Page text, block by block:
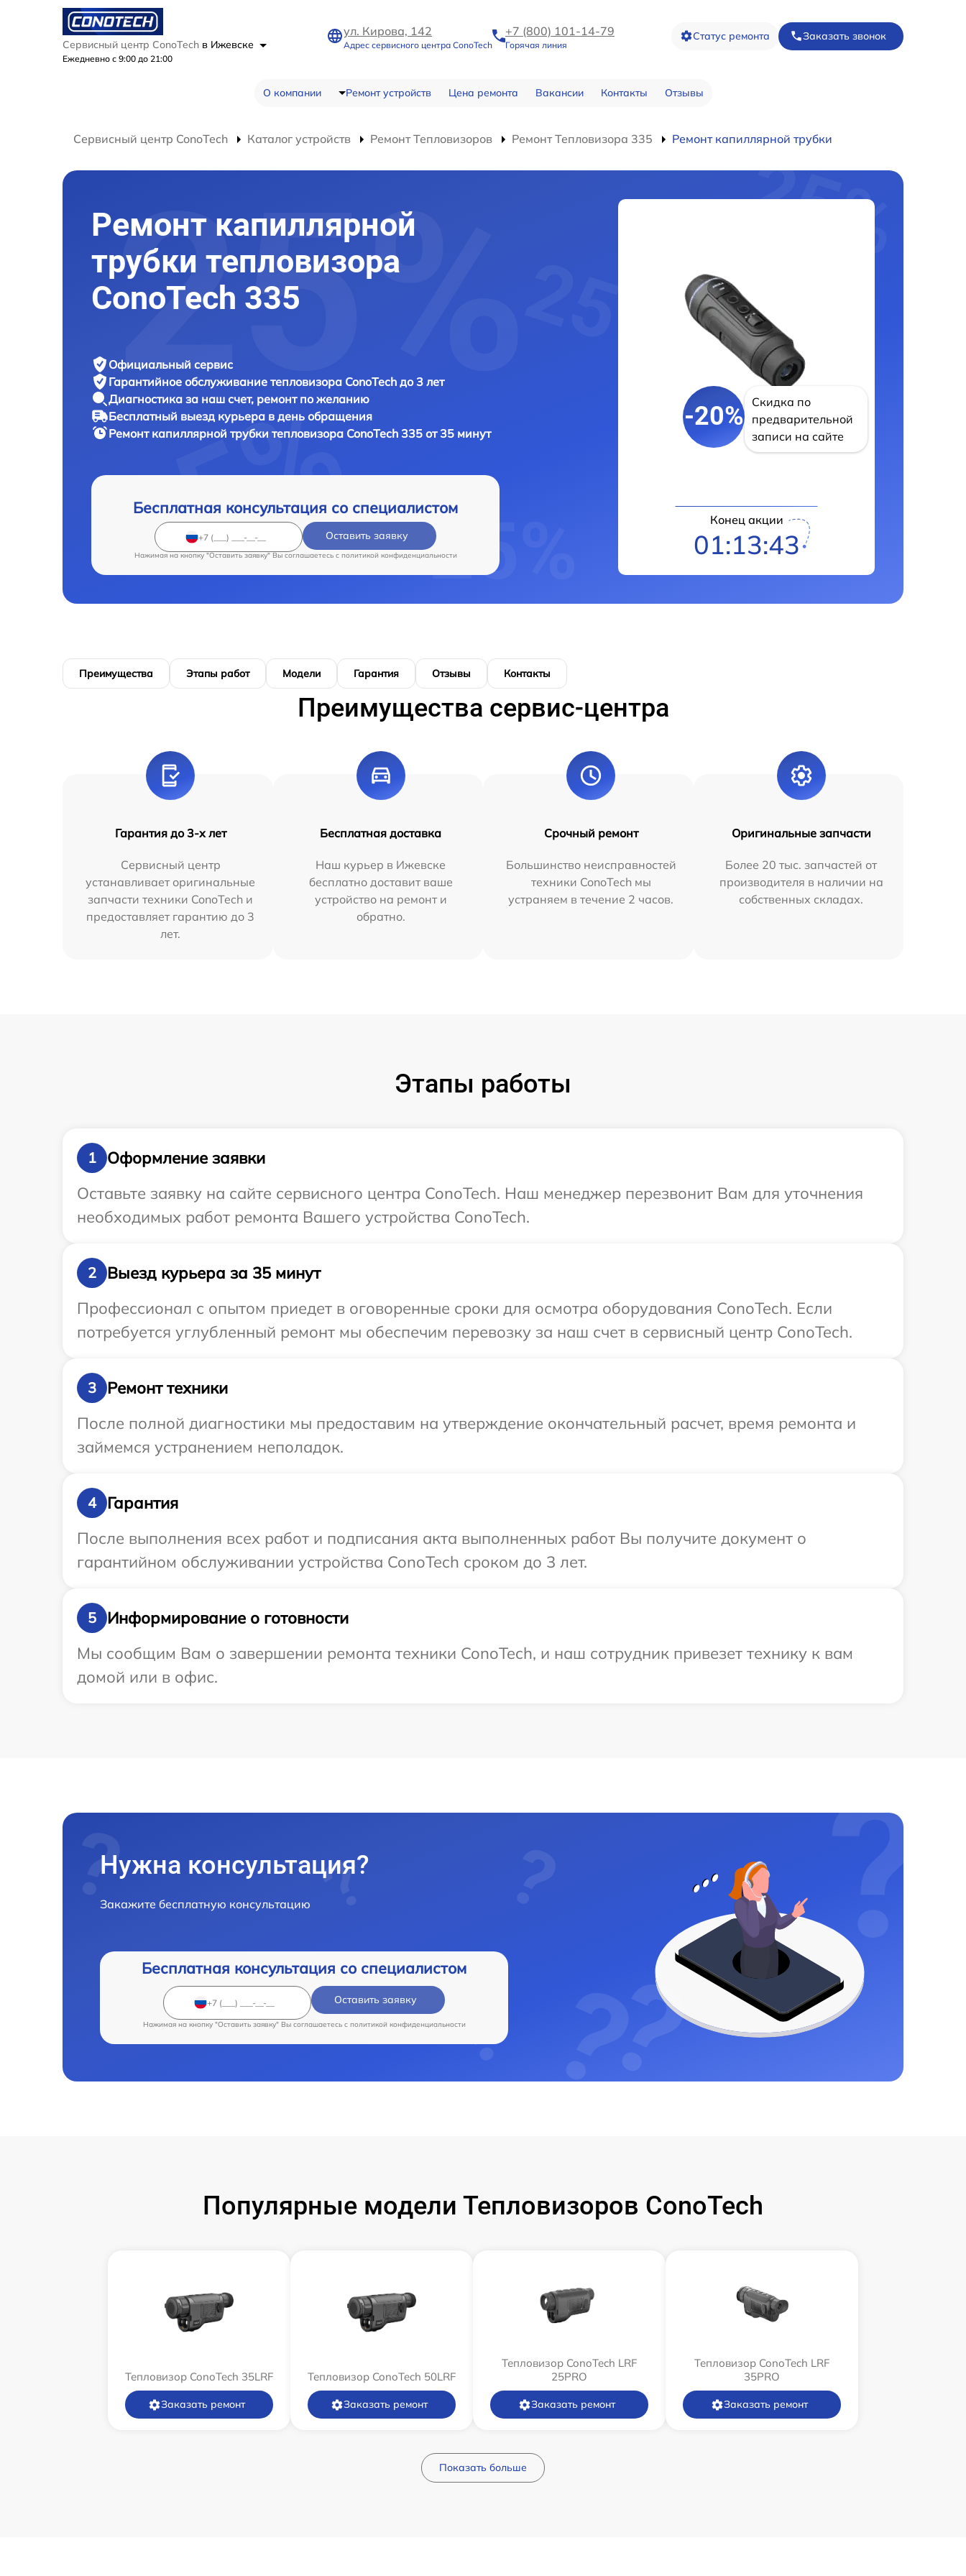
Сервисный центр ConoTech в Ижевске
Ежедневно с 9:00 до 21:00
ул. Кирова, 142
Адрес сервисного центра ConoTech
+7 (800) 101-14-79
Горячая линия
Статус ремонта Заказать звонок
О компании Ремонт устройств Цена ремонта Вакансии Контакты Отзывы
Сервисный центр ConoTech Каталог устройств Ремонт Тепловизоров Ремонт Тепловизора 335 Ремонт капиллярной трубки
Ремонт капиллярной
трубки тепловизора
ConoTech 335
Официальный сервис
Гарантийное обслуживание тепловизора ConoTech до 3 лет
Диагностика за наш счет, ремонт по желанию
Бесплатный выезд курьера в день обращения
Ремонт капиллярной трубки тепловизора ConoTech 335 от 35 минут
Бесплатная консультация со специалистом
Оставить заявку
Нажимая на кнопку "Оставить заявку" Вы соглашаетесь c политикой конфиденциальности
-20%
Скидка по
предварительной
записи на сайте
Конец акции
01:13:42
Преимущества Этапы работ Модели Гарантия Отзывы Контакты
Преимущества сервис-центра
Гарантия до 3-х лет
Сервисный центр
устанавливает оригинальные
запчасти техники ConoTech и
предоставляет гарантию до 3
лет.
Бесплатная доставка
Наш курьер в Ижевске
бесплатно доставит ваше
устройство на ремонт и
обратно.
Срочный ремонт
Большинство неисправностей
техники ConoTech мы
устраняем в течение 2 часов.
Оригинальные запчасти
Более 20 тыс. запчастей от
производителя в наличии на
собственных складах.
Этапы работы
1
Оформление заявки
Оставьте заявку на сайте сервисного центра ConoTech. Наш менеджер перезвонит Вам для уточнения
необходимых работ ремонта Вашего устройства ConoTech.
2
Выезд курьера за 35 минут
Профессионал с опытом приедет в оговоренные сроки для осмотра оборудования ConoTech. Если
потребуется углубленный ремонт мы обеспечим перевозку за наш счет в сервисный центр ConoTech.
3
Ремонт техники
После полной диагностики мы предоставим на утверждение окончательный расчет, время ремонта и
займемся устранением неполадок.
4
Гарантия
После выполнения всех работ и подписания акта выполненных работ Вы получите документ о
гарантийном обслуживании устройства ConoTech сроком до 3 лет.
5
Информирование о готовности
Мы сообщим Вам о завершении ремонта техники ConoTech, и наш сотрудник привезет технику к вам
домой или в офис.
Нужна консультация?
Закажите бесплатную консультацию
Бесплатная консультация со специалистом
Оставить заявку
Нажимая на кнопку "Оставить заявку" Вы соглашаетесь c политикой конфиденциальности
Популярные модели Тепловизоров ConoTech
Тепловизор ConoTech 35LRF
Заказать ремонт
Тепловизор ConoTech 50LRF
Заказать ремонт
Тепловизор ConoTech LRF
25PRO
Заказать ремонт
Тепловизор ConoTech LRF
35PRO
Заказать ремонт
Показать больше